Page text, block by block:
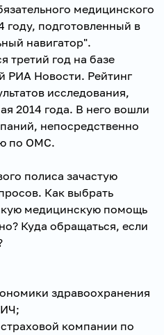
медицинского
году, подготовленный в
навигатор".
третий год на базе
РИА Новости. Рейтинг
исследования,
2014 года. В него вошли
непосредственно
по ОМС.
полиса зачастую
Как выбрать
медицинскую помощь
Куда обращаться, если
здравоохранения
компании по